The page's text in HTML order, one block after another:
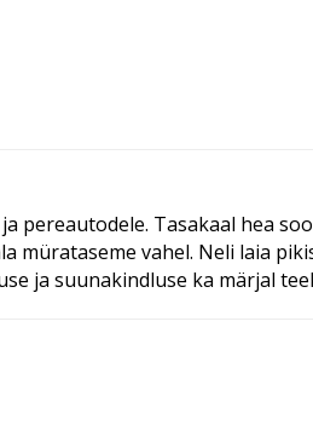
pereautodele. Tasakaal hea
mürataseme vahel. Neli laia
ja suunakindluse ka märjal